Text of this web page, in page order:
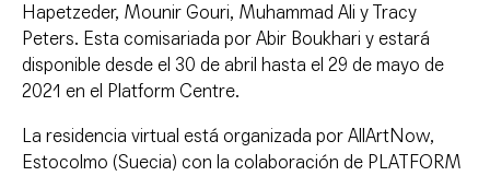
Hapetzeder, Mounir Gouri, Muhammad Ali y Tracy
Peters. Esta comisariada por Abir Boukhari y estará
disponible desde el 30 de abril hasta el 29 de mayo de
2021 en el Platform Centre.
La residencia virtual está organizada por AllArtNow,
Estocolmo (Suecia) con la colaboración de PLATFORM